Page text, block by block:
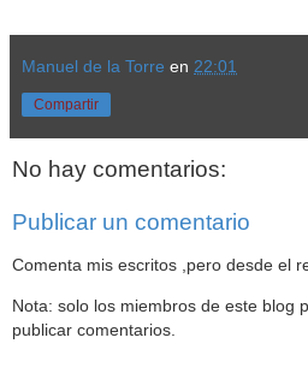
Manuel de la Torre en 22:01
Compartir
No hay comentarios:
Publicar un comentario
Comenta mis escritos ,pero desde el
Nota: solo los miembros de este blog
publicar comentarios.